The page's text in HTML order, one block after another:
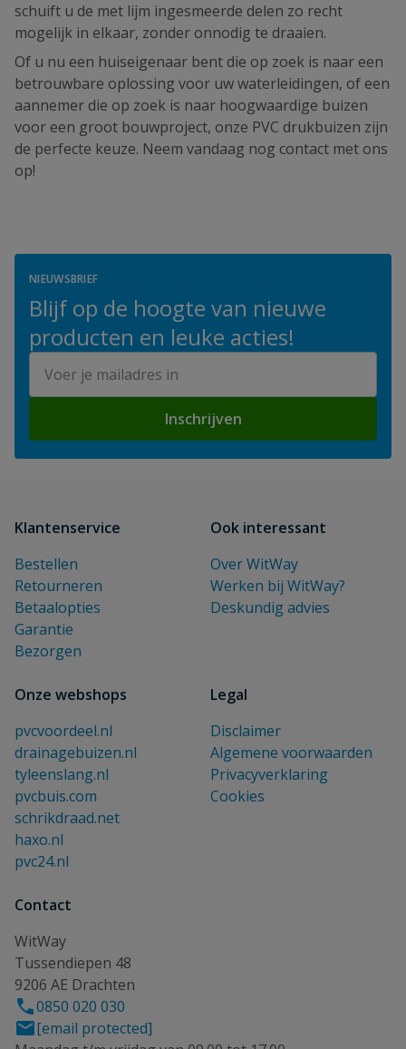
schuift u de met lijm ingesmeerde delen zo recht
mogelijk in elkaar, zonder onnodig te draaien.
Of u nu een huiseigenaar bent die op zoek is naar een
betrouwbare oplossing voor uw waterleidingen, of een
aannemer die op zoek is naar hoogwaardige buizen
voor een groot bouwproject, onze PVC drukbuizen zijn
de perfecte keuze. Neem vandaag nog contact met ons
op!
NIEUWSBRIEF
Blijf op de hoogte van nieuwe
producten en leuke acties!
Inschrijven
Klantenservice
Bestellen
Retourneren
Betaalopties
Garantie
Bezorgen
Ook interessant
Over WitWay
Werken bij WitWay?
Deskundig advies
Onze webshops
pvcvoordeel.nl
drainagebuizen.nl
tyleenslang.nl
pvcbuis.com
schrikdraad.net
haxo.nl
pvc24.nl
Legal
Disclaimer
Algemene voorwaarden
Privacyverklaring
Cookies
Contact
WitWay
Tussendiepen 48
9206 AE Drachten
0850 020 030
[email protected]